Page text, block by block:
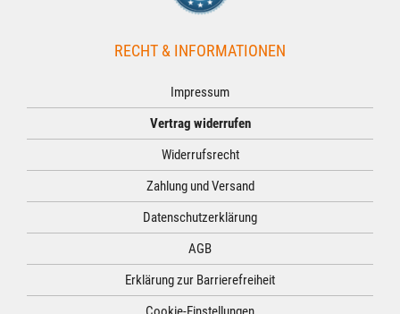
RECHT & INFORMATIONEN
Impressum
Vertrag widerrufen
Widerrufsrecht
Zahlung und Versand
Datenschutzerklärung
AGB
Erklärung zur Barrierefreiheit